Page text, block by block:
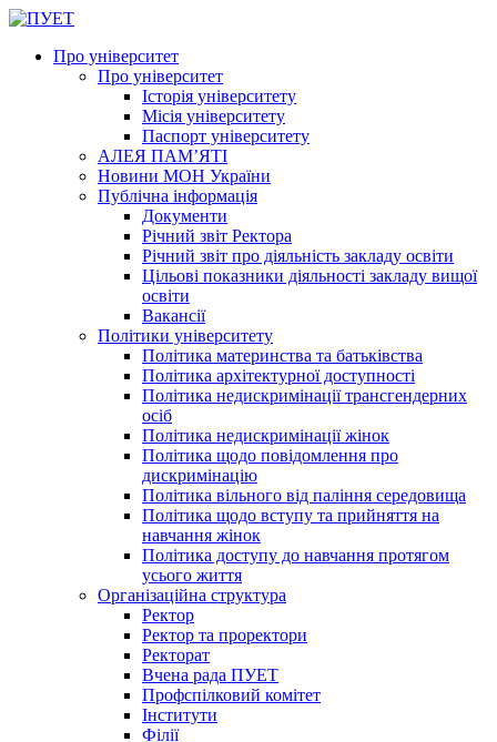
Про університет
Про університет
Історія університету
Місія університету
Паспорт університету
АЛЕЯ ПАМ’ЯТІ
Новини МОН України
Публічна інформація
Документи
Річний звіт Ректора
Річний звіт про діяльність закладу освіти
Цільові показники діяльності закладу вищої
освіти
Вакансії
Політики університету
Політика материнства та батьківства
Політика архітектурної доступності
Політика недискримінації трансгендерних
осіб
Політика недискримінації жінок
Політика щодо повідомлення про
дискримінацію
Політика вільного від паління середовища
Політика щодо вступу та прийняття на
навчання жінок
Політика доступу до навчання протягом
усього життя
Організаційна структура
Ректор
Ректор та проректори
Ректорат
Вчена рада ПУЕТ
Профспілковий комітет
Інститути
Філії